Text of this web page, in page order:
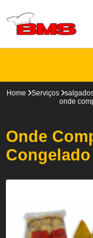
Home Serviços
onde
Onde